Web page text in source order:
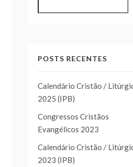
POSTS RECENTES
Calendário Cristão /
2025 (IPB)
Congressos Cristãos
Evangélicos 2023
Calendário Cristão /
2023 (IPB)